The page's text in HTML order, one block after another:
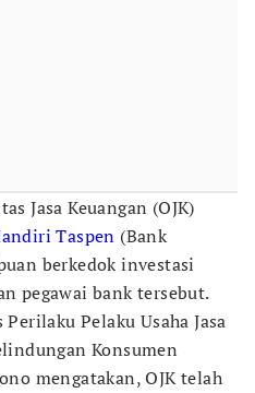
Jasa Keuangan (OJK)
Taspen (Bank
berkedok investasi
pegawai bank tersebut.
Pelaku Usaha Jasa
Konsumen
mengatakan, OJK telah